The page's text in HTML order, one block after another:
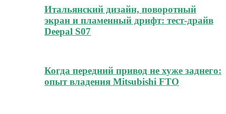
Итальянский дизайн, поворотный
экран и пламенный дрифт: тест-драйв
Deepal S07
Когда передний привод не хуже заднего:
опыт владения Mitsubishi FTO